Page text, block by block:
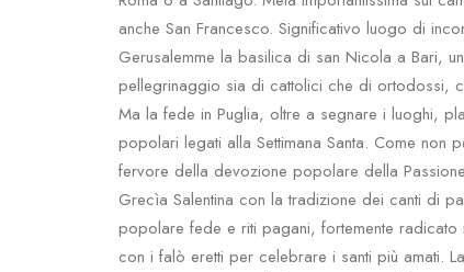
anche San Francesco. Significativo luogo di
Gerusalemme la basilica di san Nicola a Bari,
pellegrinaggio sia di cattolici che di ortodossi,
Ma la fede in Puglia, oltre a segnare i luoghi,
popolari legati alla Settimana Santa. Come non
fervore della devozione popolare della
Grecìa Salentina con la tradizione dei canti di
popolare fede e riti pagani, fortemente
con i falò eretti per celebrare i santi più amati.